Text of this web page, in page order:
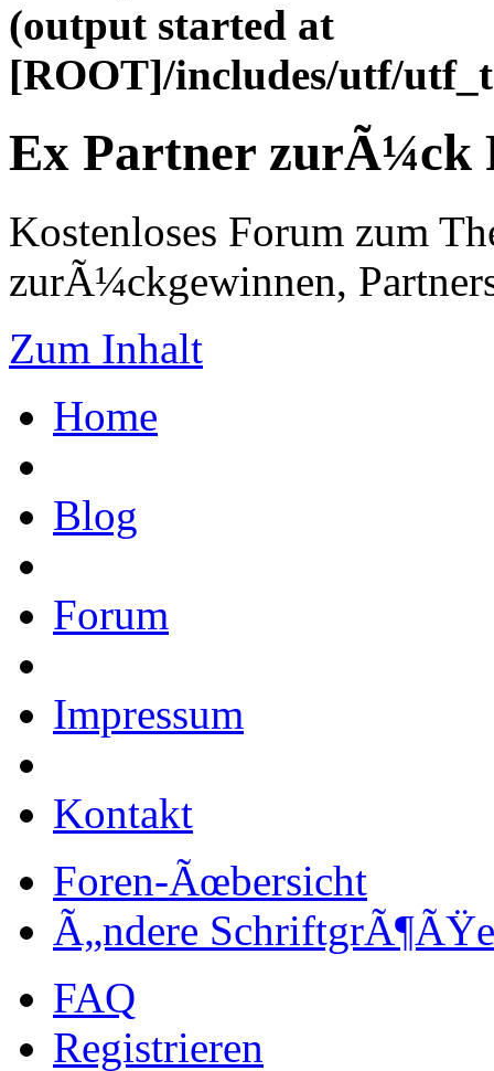
(output started at
[ROOT]/includes/utf/
Ex Partner zurÃ¼ck
Kostenloses Forum zum
zurÃ¼ckgewinnen,
Zum Inhalt
Home
Blog
Forum
Impressum
Kontakt
Foren-Ãœbersicht
Ã„ndere SchriftgrÃ¶ÃŸe
FAQ
Registrieren